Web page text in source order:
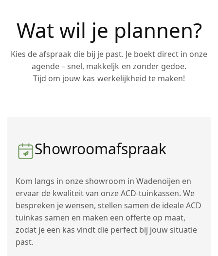
Wat wil je plannen?
Kies de afspraak die bij je past. Je boekt direct in onze
agende – snel, makkeljk en zonder gedoe.
Tijd om jouw kas werkelijkheid te maken!
Showroomafspraak
Kom langs in onze showroom in Wadenoijen en
ervaar de kwaliteit van onze ACD-tuinkassen. We
bespreken je wensen, stellen samen de ideale ACD
tuinkas samen en maken een offerte op maat,
zodat je een kas vindt die perfect bij jouw situatie
past.